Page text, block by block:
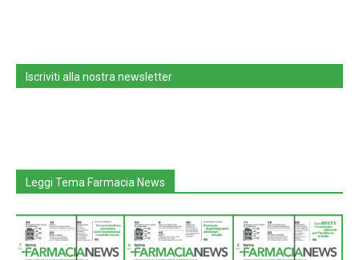
Iscriviti alla nostra newsletter
Leggi Tema Farmacia News